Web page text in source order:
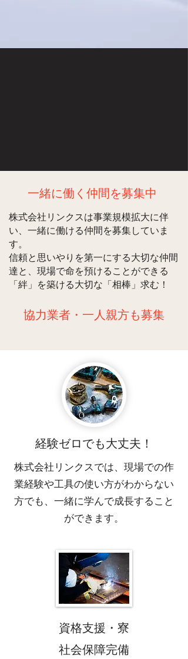
​一緒に働く仲間を募集中
株式会社リンクスは事業規模拡大に伴
い、一緒に働ける仲間を募集していま
す。
信頼と思いやりを第一にする大切な仲間
達と、現場で命を預けることができる
「絆」を築ける大切な「相棒」求む！
​協力業者・一人親方も募集
経験ゼロでも大丈夫！
​株式会社リンクスでは、現場での作
業経験や工具の使い方がわからない
方でも、一緒に学んで成長すること
ができます。
​資格支援・寮
社会保障完備